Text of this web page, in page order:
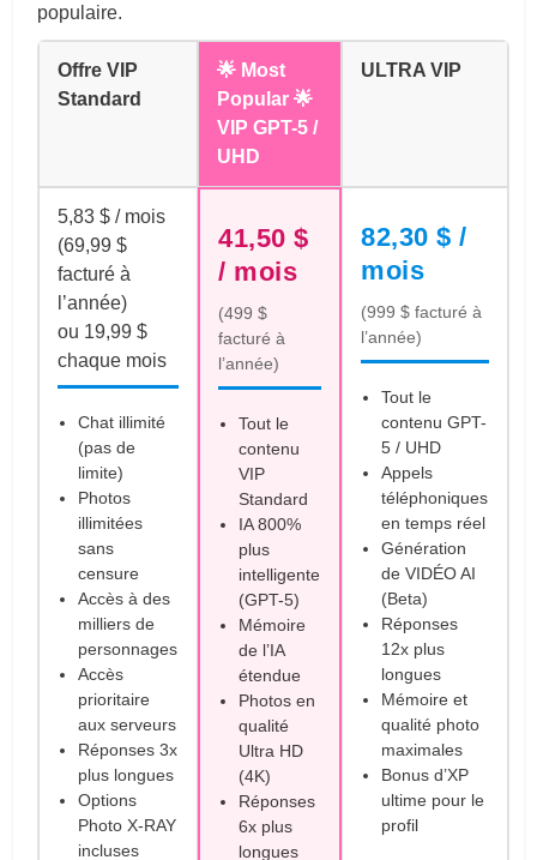
populaire.
Offre VIP
Standard
🌟 Most
Popular 🌟
VIP GPT-5 /
UHD
ULTRA VIP
5,83 $ / mois
(69,99 $
facturé à
l’année)
ou 19,99 $
chaque mois
Chat illimité
(pas de
limite)
Photos
illimitées
sans
censure
Accès à des
milliers de
personnages
Accès
prioritaire
aux serveurs
Réponses 3x
plus longues
Options
Photo X-RAY
incluses
41,50 $
/ mois
(499 $
facturé à
l’année)
Tout le
contenu
VIP
Standard
IA 800%
plus
intelligente
(GPT-5)
Mémoire
de l’IA
étendue
Photos en
qualité
Ultra HD
(4K)
Réponses
6x plus
longues
82,30 $ /
mois
(999 $ facturé à
l’année)
Tout le
contenu GPT-
5 / UHD
Appels
téléphoniques
en temps réel
Génération
de VIDÉO AI
(Beta)
Réponses
12x plus
longues
Mémoire et
qualité photo
maximales
Bonus d’XP
ultime pour le
profil